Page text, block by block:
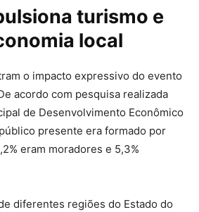
turismo e
local
o impacto expressivo do evento
acordo com pesquisa realizada
de Desenvolvimento Econômico
presente era formado por
eram moradores e 5,3%
diferentes regiões do Estado do